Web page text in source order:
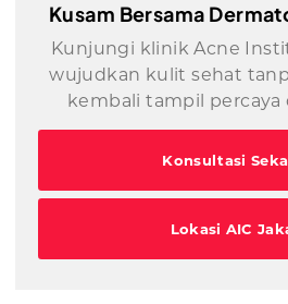
Kusam Bersama
Kunjungi klinik Acne
wujudkan kulit sehat
kembali tampil percaya
Konsultasi
Lokasi AIC